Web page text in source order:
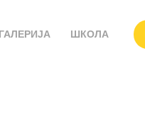
ГАЛЕРИЈА ШКОЛА